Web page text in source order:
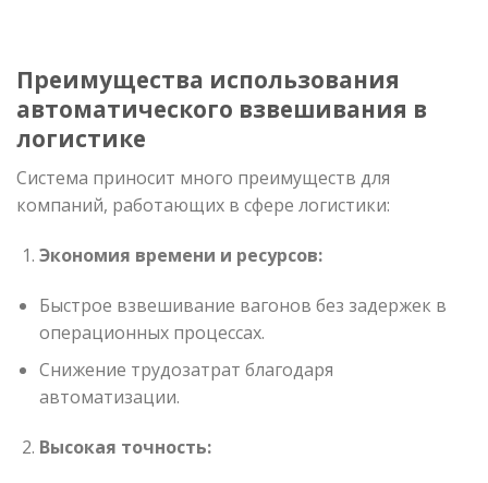
Преимущества использования
автоматического взвешивания в
логистике
Система приносит много преимуществ для
компаний, работающих в сфере логистики:
Экономия времени и ресурсов:
Быстрое взвешивание вагонов без задержек в
операционных процессах.
Снижение трудозатрат благодаря
автоматизации.
Высокая точность: